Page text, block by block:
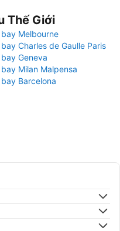
Thế Giới
bay Melbourne
bay Charles de Gaulle Paris
bay Geneva
bay Milan Malpensa
bay Barcelona